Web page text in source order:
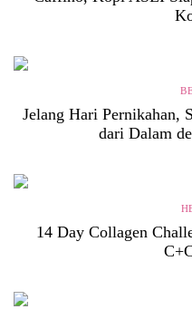
Jelang Hari
dari Dalam
14 Day Collagen